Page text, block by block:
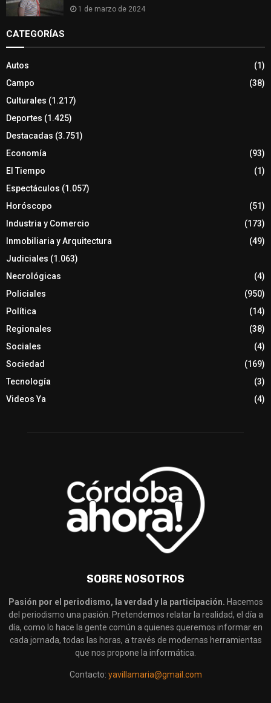
1 de marzo de 2024
CATEGORÍAS
Autos
(1)
Campo
(38)
Culturales (1.217)
Deportes (1.425)
Destacadas (3.751)
Economía
(93)
El Tiempo
(1)
Espectáculos (1.057)
Horóscopo
(51)
Industria y Comercio
(173)
Inmobiliaria y Arquitectura
(49)
Judiciales (1.063)
Necrológicas
(4)
Policiales
(950)
Política
(14)
Regionales
(38)
Sociales
(4)
Sociedad
(169)
Tecnología
(3)
Videos Ya
(4)
SOBRE NOSOTROS
Pasión por el periodismo, la verdad y la participación. Hacemos
del periodismo una pasión. Pretendemos relatar la realidad, el día a
día, como lo hace la gente común a quienes queremos informar en
cada jornada, todas las horas, a través de modernas herramientas
que nos propone la informática.
Contacto: yavillamaria@gmail.com